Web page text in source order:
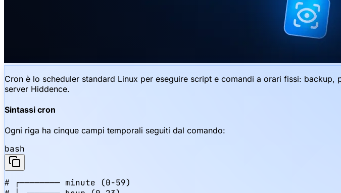
Cron è lo scheduler standard Linux per eseguire script e comandi a orari fissi:
server Hiddence.
Sintassi cron
Ogni riga ha cinque campi temporali seguiti dal comando:
bash
# ┌──────── minute (0-59)